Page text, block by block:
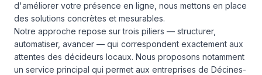
d'améliorer votre présence en ligne, nous mettons en place
des solutions concrètes et mesurables.
Notre approche repose sur trois piliers — structurer,
automatiser, avancer — qui correspondent exactement aux
attentes des décideurs locaux. Nous proposons notamment
un service principal qui permet aux entreprises de Décines-